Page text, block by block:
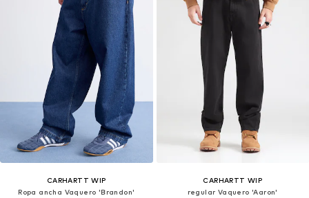
CARHARTT WIP
Ropa ancha Vaquero 'Brandon'
CARHARTT WIP
regular Vaquero 'Aaron'